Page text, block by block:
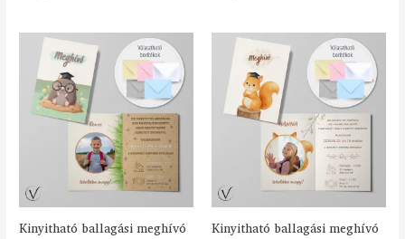
Kinyitható ballagási meghívó
Kinyitható ballagási meghívó